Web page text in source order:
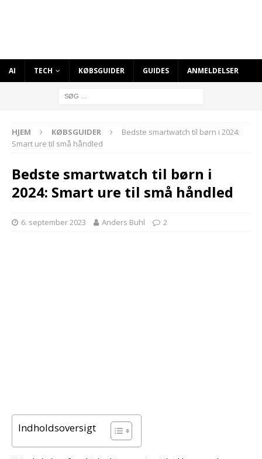
AI TECH KØBSGUIDER GUIDES ANMELDELSER
HJEM KØBSGUIDER
Bedste smartwatch til børn i 2024:
Smart ure til små håndled
Bedste smartwatch til børn i
2024: Smart ure til små håndled
6. september 2023 Anders Buhl 2
Indholdsoversigt